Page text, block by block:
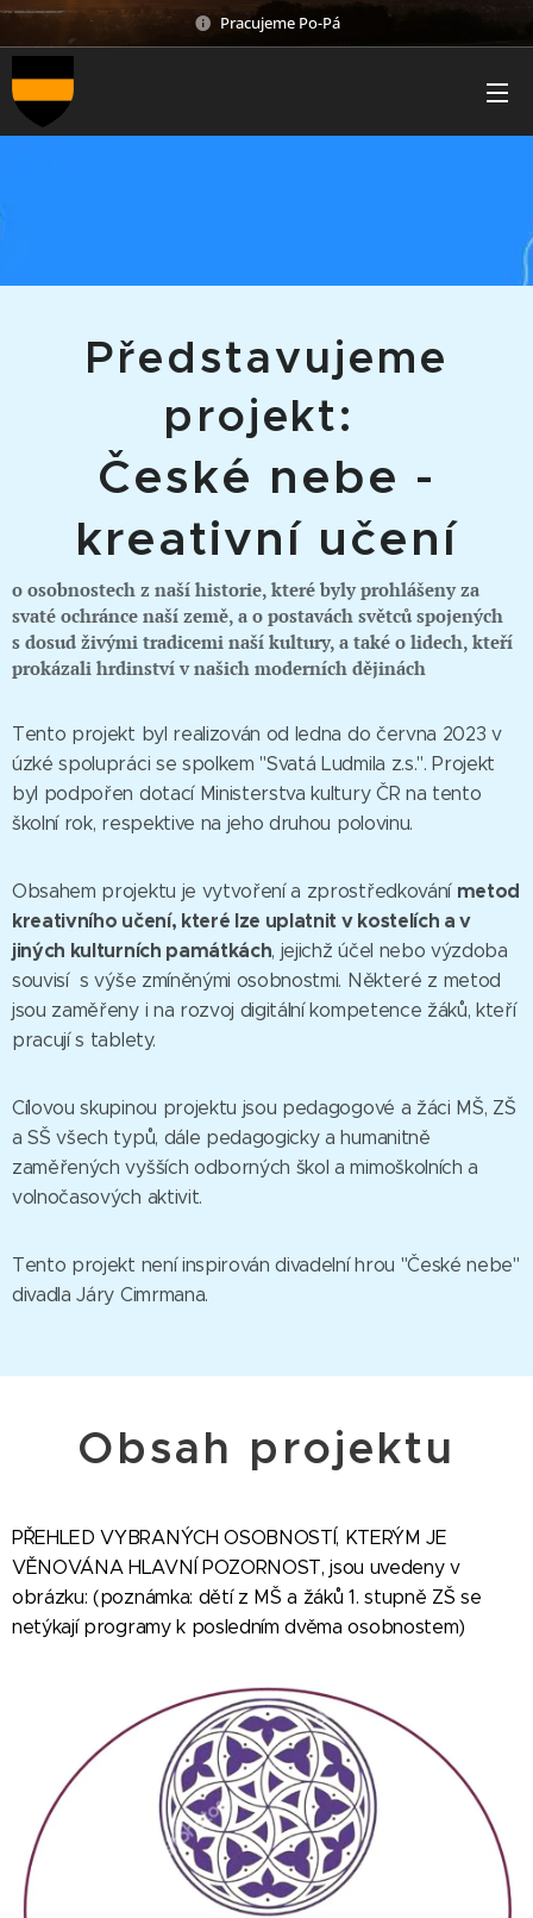
Pracujeme Po-Pá
Představujeme
projekt:
České nebe -
kreativní učení
o osobnostech z naší historie, které byly prohlášeny za
svaté ochránce naší země, a o postavách světců spojených
s dosud živými tradicemi naší kultury, a také o lidech, kteří
prokázali hrdinství v našich moderních dějinách
Tento projekt byl realizován od ledna do června 2023 v
úzké spolupráci se spolkem "Svatá Ludmila z.s.". Projekt
byl podpořen dotací Ministerstva kultury ČR na tento
školní rok, respektive na jeho druhou polovinu.
Obsahem projektu je vytvoření a zprostředkování metod
kreativního učení, které lze uplatnit v kostelích a v
jiných kulturních památkách, jejichž účel nebo výzdoba
souvisí s výše zmíněnými osobnostmi. Některé z metod
jsou zaměřeny i na rozvoj digitální kompetence žáků, kteří
pracují s tablety.
Cílovou skupinou projektu jsou pedagogové a žáci MŠ, ZŠ
a SŠ všech typů, dále pedagogicky a humanitně
zaměřených vyšších odborných škol a mimoškolních a
volnočasových aktivit.
Tento projekt není inspirován divadelní hrou "České nebe"
divadla Járy Cimrmana.
Obsah projektu
PŘEHLED VYBRANÝCH OSOBNOSTÍ, KTERÝM JE
VĚNOVÁNA HLAVNÍ POZORNOST, jsou uvedeny v
obrázku: (poznámka: dětí z MŠ a žáků 1. stupně ZŠ se
netýkají programy k posledním dvěma osobnostem)